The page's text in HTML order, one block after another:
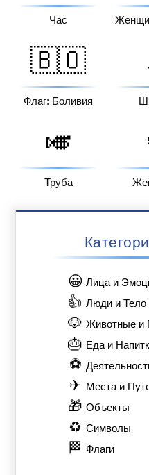
Час
🇧🇴
Флаг: Боливия
🎺
Труба
😀 Лица и
👍 Люди и Тело
🐶 Животные и
🎂 Еда и
⚽
✈ Места и
🎁 Объекты
♻ Символы
🏁 Флаги